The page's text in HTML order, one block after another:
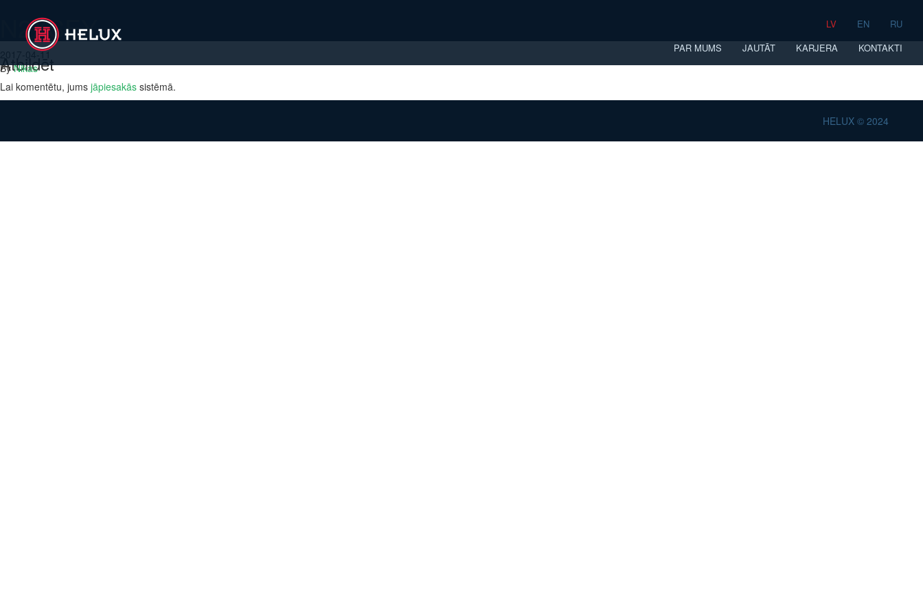
LV EN
RU
PAR MUMS
JAUTĀT KARJERA KONTAKTI
N2XSEY
2017-04-11
ByNikas
Atbildēt
Lai komentētu, jums jāpiesakās sistēmā.
HELUX © 2024